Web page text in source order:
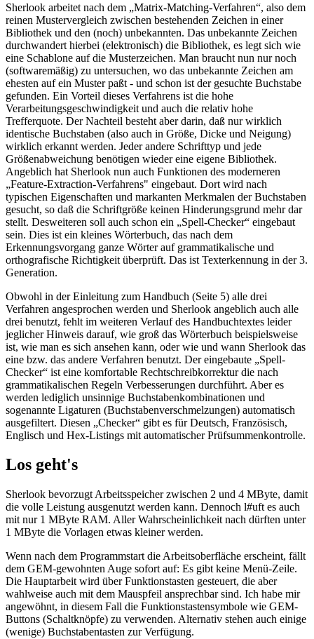
Sherlook arbeitet nach dem „Matrix-Matching-Verfahren“, also dem
reinen Mustervergleich zwischen bestehenden Zeichen in einer
Bibliothek und den (noch) unbekannten. Das unbekannte Zeichen
durchwandert hierbei (elektronisch) die Bibliothek, es legt sich wie
eine Schablone auf die Musterzeichen. Man braucht nun nur noch
(softwaremäßig) zu untersuchen, wo das unbekannte Zeichen am
ehesten auf ein Muster paßt - und schon ist der gesuchte Buchstabe
gefunden. Ein Vorteil dieses Verfahrens ist die hohe
Verarbeitungsgeschwindigkeit und auch die relativ hohe
Trefferquote. Der Nachteil besteht aber darin, daß nur wirklich
identische Buchstaben (also auch in Größe, Dicke und Neigung)
wirklich erkannt werden. Jeder andere Schrifttyp und jede
Größenabweichung benötigen wieder eine eigene Bibliothek.
Angeblich hat Sherlook nun auch Funktionen des moderneren
„Feature-Extraction-Verfahrens" eingebaut. Dort wird nach
typischen Eigenschaften und markanten Merkmalen der Buchstaben
gesucht, so daß die Schriftgröße keinen Hinderungsgrund mehr dar
stellt. Desweiteren soll auch schon ein „Spell-Checker“ eingebaut
sein. Dies ist ein kleines Wörterbuch, das nach dem
Erkennungsvorgang ganze Wörter auf grammatikalische und
orthografische Richtigkeit überprüft. Das ist Texterkennung in der 3.
Generation.
Obwohl in der Einleitung zum Handbuch (Seite 5) alle drei
Verfahren angesprochen werden und Sherlook angeblich auch alle
drei benutzt, fehlt im weiteren Verlauf des Handbuchtextes leider
jeglicher Hinweis darauf, wie groß das Wörterbuch beispielsweise
ist, wie man es sich ansehen kann, oder wie und wann Sherlook das
eine bzw. das andere Verfahren benutzt. Der eingebaute „Spell-
Checker“ ist eine komfortable Rechtschreibkorrektur die nach
grammatikalischen Regeln Verbesserungen durchführt. Aber es
werden lediglich unsinnige Buchstabenkombinationen und
sogenannte Ligaturen (Buchstabenverschmelzungen) automatisch
ausgefiltert. Diesen „Checker“ gibt es für Deutsch, Französisch,
Englisch und Hex-Listings mit automatischer Prüfsummenkontrolle.
Los geht's
Sherlook bevorzugt Arbeitsspeicher zwischen 2 und 4 MByte, damit
die volle Leistung ausgenutzt werden kann. Dennoch l#uft es auch
mit nur 1 MByte RAM. Aller Wahrscheinlichkeit nach dürften unter
1 MByte die Vorlagen etwas kleiner werden.
Wenn nach dem Programmstart die Arbeitsoberfläche erscheint, fällt
dem GEM-gewohnten Auge sofort auf: Es gibt keine Menü-Zeile.
Die Hauptarbeit wird über Funktionstasten gesteuert, die aber
wahlweise auch mit dem Mauspfeil ansprechbar sind. Ich habe mir
angewöhnt, in diesem Fall die Funktionstastensymbole wie GEM-
Buttons (Schaltknöpfe) zu verwenden. Alternativ stehen auch einige
(wenige) Buchstabentasten zur Verfügung.